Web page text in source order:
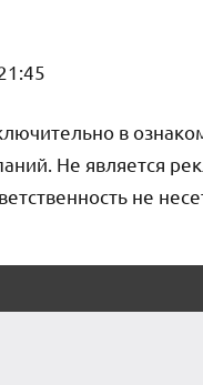
в
Не является
не